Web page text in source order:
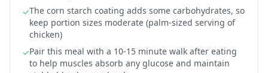
✓The corn starch coating adds some carbohydrates, so
keep portion sizes moderate (palm-sized serving of
chicken)
✓Pair this meal with a 10-15 minute walk after eating
to help muscles absorb any glucose and maintain